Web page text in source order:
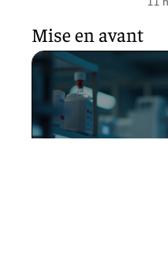
Mise en avant
Les